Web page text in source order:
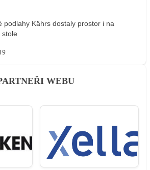
podlahy Kährs dostaly prostor i na
stole
WEBU